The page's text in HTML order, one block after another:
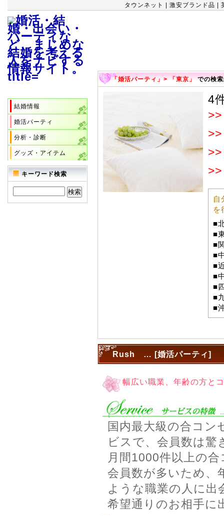
タウンネット 激安ブランド品
結婚情報
婚活パーティ
分析・診断
グッズ・アイテム
キーワード検索
「婚活パーティ」> 「東京」での検
4
>>
>>
>>
>>
自
を
■
■
■
■
■
■
■
■
■
Rush … [婚活パーティ]
幅広い職業、年齢の方と
国内最大級の合コン
ビスで、会員数は驚
月間1000件以上の
会員数が多いため、
ような職業の人に
希望通りのお相手に